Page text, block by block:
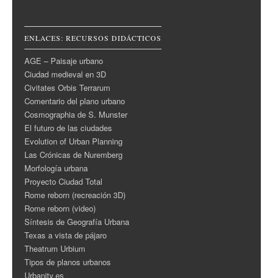
ENLACES: RECURSOS DIDÁCTICOS
AGE – Paisaje urbano
Ciudad medieval en 3D
Civitates Orbis Terrarum
Comentario del plano urbano
Cosmographia de S. Munster
El futuro de las ciudades
Evolution of Urban Planning
Las Crónicas de Nuremberg
Morfología urbana
Proyecto Ciudad Total
Rome reborn (recreación 3D)
Rome reborn (video)
Síntesis de Geografía Urbana
Texas a vista de pájaro
Theatrum Urbium
Tipos de planos urbanos
Urbanity.es